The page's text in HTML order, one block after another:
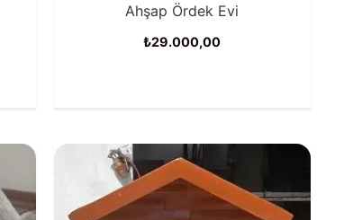
Ahşap Ördek Evi
₺29.000,00